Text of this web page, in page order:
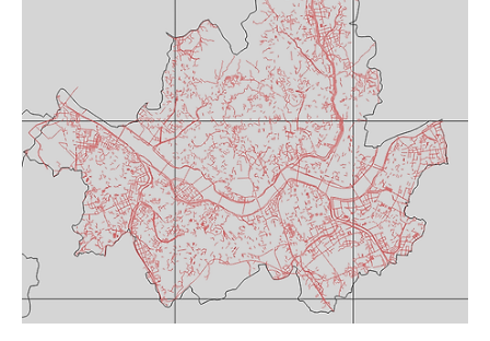
웹에서 대용량 공간 데이터 시각화하기 - 2이 글에서는 라인과 포인트
데이터를 벡터 타일로 만드는 방법을 설명한다.앞서 폴리곤 먼저 진행
했고, 이 글은 두 번째 글이다. 앞에서 제시한 코드들을 대부분 이용한
다. 라인 shape 전처리www.vw-lab.com 앞에서 행정동..